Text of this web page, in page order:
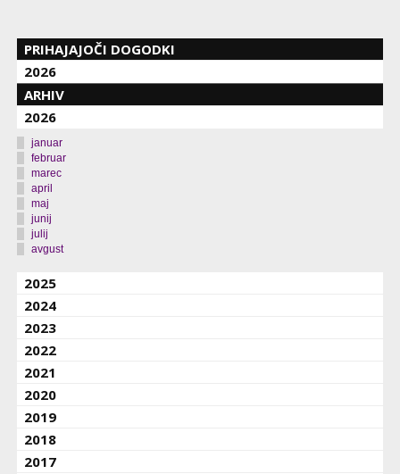
PRIHAJAJOČI DOGODKI
2026
ARHIV
2026
januar
februar
marec
april
maj
junij
julij
avgust
2025
2024
2023
2022
2021
2020
2019
2018
2017